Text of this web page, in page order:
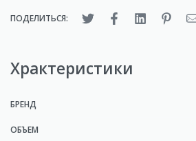
ПОДЕЛИТЬСЯ:
Храктеристики
БРЕНД
ОБЪЕМ